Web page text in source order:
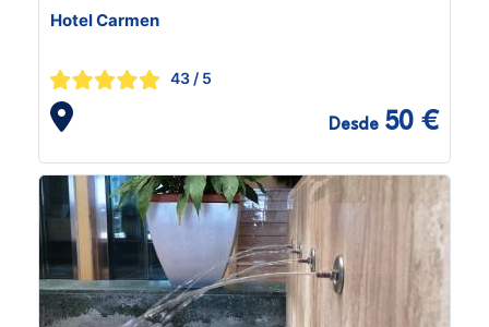
Hotel Carmen
43 / 5
Desde 50 €